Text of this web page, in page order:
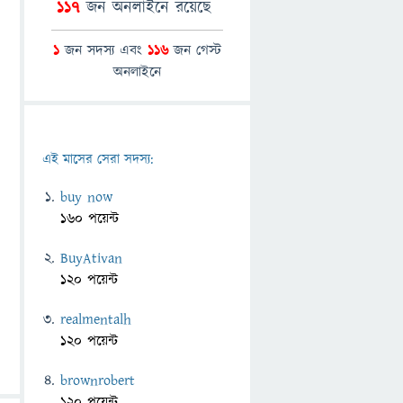
117জন অনলাইনে রয়েছে
1 জন সদস্য এবং 116জন গেস্ট
অনলাইনে
এই মাসের সেরা সদস্য:
buy now
160 পয়েন্ট
BuyAtivan
120 পয়েন্ট
realmentalh
120 পয়েন্ট
brownrobert